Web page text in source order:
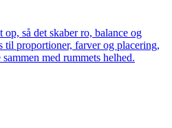
så det skaber ro, balance og
til proportioner, farver og placering,
med rummets helhed.